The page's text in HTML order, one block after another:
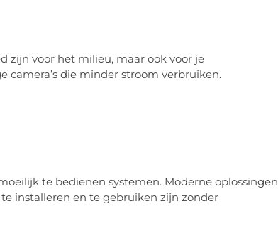
zijn voor het milieu, maar ook voor je
camera’s die minder stroom verbruiken.
te bedienen systemen. Moderne oplossingen
installeren en te gebruiken zijn zonder